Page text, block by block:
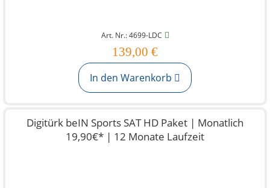
Art. Nr.: 4699-LDC
139,00 €
In den Warenkorb
Digitürk beIN Sports SAT HD Paket | Monatlich
19,90€* | 12 Monate Laufzeit